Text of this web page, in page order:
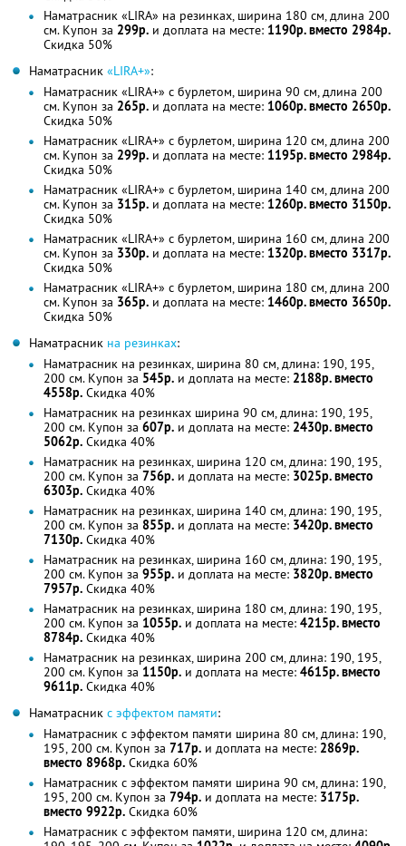
Наматрасник «LIRA» на резинках, ширина 180 см, длина 200
см. Купон за 299р. и доплата на месте: 1190р. вместо 2984р.
Скидка 50%
Наматрасник «LIRA+»:
Наматрасник «LIRA+» с бурлетом, ширина 90 см, длина 200
см. Купон за 265р. и доплата на месте: 1060р. вместо 2650р.
Скидка 50%
Наматрасник «LIRA+» с бурлетом, ширина 120 см, длина 200
см. Купон за 299р. и доплата на месте: 1195р. вместо 2984р.
Скидка 50%
Наматрасник «LIRA+» с бурлетом, ширина 140 см, длина 200
см. Купон за 315р. и доплата на месте: 1260р. вместо 3150р.
Скидка 50%
Наматрасник «LIRA+» с бурлетом, ширина 160 см, длина 200
см. Купон за 330р. и доплата на месте: 1320р. вместо 3317р.
Скидка 50%
Наматрасник «LIRA+» с бурлетом, ширина 180 см, длина 200
см. Купон за 365р. и доплата на месте: 1460р. вместо 3650р.
Скидка 50%
Наматрасник на резинках:
Наматрасник на резинках, ширина 80 см, длина: 190, 195,
200 см. Купон за 545р. и доплата на месте: 2188р. вместо
4558р. Скидка 40%
Наматрасник на резинках ширина 90 см, длина: 190, 195,
200 см. Купон за 607р. и доплата на месте: 2430р. вместо
5062р. Скидка 40%
Наматрасник на резинках, ширина 120 см, длина: 190, 195,
200 см. Купон за 756р. и доплата на месте: 3025р. вместо
6303р. Скидка 40%
Наматрасник на резинках, ширина 140 см, длина: 190, 195,
200 см. Купон за 855р. и доплата на месте: 3420р. вместо
7130р. Скидка 40%
Наматрасник на резинках, ширина 160 см, длина: 190, 195,
200 см. Купон за 955р. и доплата на месте: 3820р. вместо
7957р. Скидка 40%
Наматрасник на резинках, ширина 180 см, длина: 190, 195,
200 см. Купон за 1055р. и доплата на месте: 4215р. вместо
8784р. Скидка 40%
Наматрасник на резинках, ширина 200 см, длина: 190, 195,
200 см. Купон за 1150р. и доплата на месте: 4615р. вместо
9611р. Скидка 40%
Наматрасник с эффектом памяти:
Наматрасник с эффектом памяти ширина 80 см, длина: 190,
195, 200 см. Купон за 717р. и доплата на месте: 2869р.
вместо 8968р. Скидка 60%
Наматрасник с эффектом памяти ширина 90 см, длина: 190,
195, 200 см. Купон за 794р. и доплата на месте: 3175р.
вместо 9922р. Скидка 60%
Наматрасник с эффектом памяти, ширина 120 см, длина: